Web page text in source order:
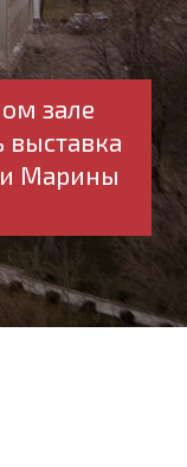
зале
выставка
Марины